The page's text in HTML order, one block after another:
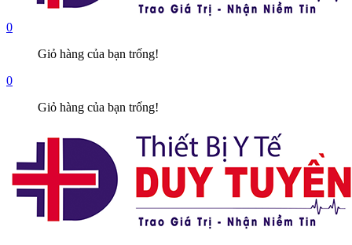
0
Giỏ hàng của bạn trống!
0
Giỏ hàng của bạn trống!